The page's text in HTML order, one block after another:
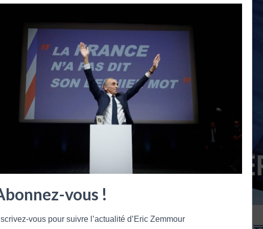
présidentielle Éric Zemmour a dépassé les 100.000
adhérents.
Lire plus
News
RECONQUÊTE, LE PARTI D’ERIC ZEMMOUR,
COMPTE DÉJÀ 15 000 ADHÉRENTS EN 24H !
nouveau parti Reconquête compte déjà 15 000 adhérents
Lire plus
vous !
vous pour suivre l’actualité d’Eric Zemmour